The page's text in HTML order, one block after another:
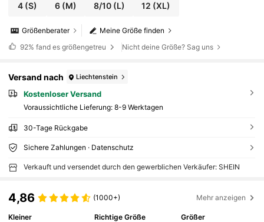
4 (S) 6 (M) 8/10(L) 12 (XL)
Meine Größe finden
Größenberater
92% fand es größengetreu Nicht deine Größe? Sag uns
Versand nach Liechtenstein
Kostenloser Versand
Voraussichtliche Lieferung: 8-9 Werktagen
30-Tage Rückgabe
Sichere Zahlungen · Datenschutz
Verkauft und versendet durch den gewerblichen Verkäufer: SHEIN
4,86 (1000+) Mehr anzeigen
Kleiner
Richtige Größe
Größer